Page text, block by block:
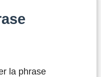
la phrase